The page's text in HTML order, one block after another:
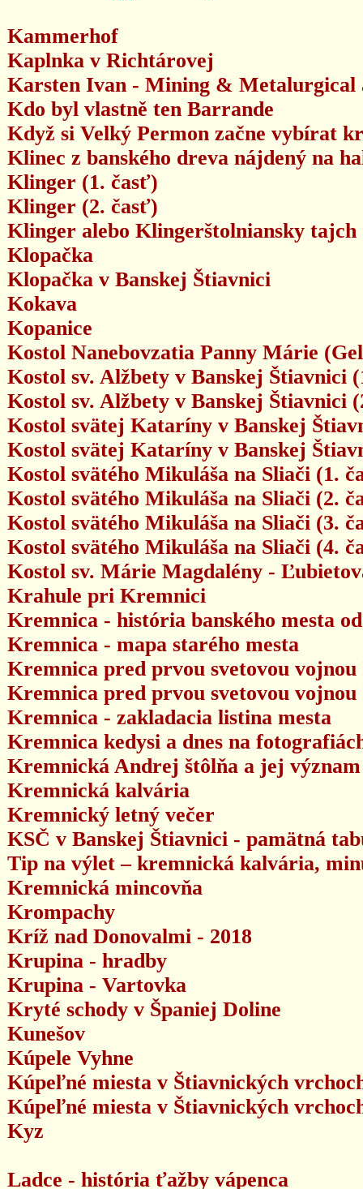
Kammerhof
Kaplnka v Richtárovej
Karsten Ivan - Mining & Metalurgical
Kdo byl vlastně ten Barrande
Když si Velký Permon začne vybírat
Klinec z banského dreva nájdený na
Klinger (1. časť)
Klinger (2. časť)
Klinger alebo Klingerštolniansky tajch
Klopačka
Klopačka v Banskej Štiavnici
Kokava
Kopanice
Kostol Nanebovzatia Panny Márie
Kostol sv. Alžbety v Banskej Štiavnici
Kostol sv. Alžbety v Banskej Štiavnici
Kostol svätej Kataríny v Banskej
Kostol svätej Kataríny v Banskej
Kostol svätého Mikuláša na Sliači (1.
Kostol svätého Mikuláša na Sliači (2.
Kostol svätého Mikuláša na Sliači (3.
Kostol svätého Mikuláša na Sliači (4.
Kostol sv. Márie Magdalény -
Krahule pri Kremnici
Kremnica - história banského mesta
Kremnica - mapa starého mesta
Kremnica pred prvou svetovou
Kremnica pred prvou svetovou
Kremnica - zakladacia listina mesta
Kremnica kedysi a dnes na
Kremnická Andrej štôlňa a jej význam
Kremnická kalvária
Kremnický letný večer
KSČ v Banskej Štiavnici - pamätná
Tip na výlet – kremnická kalvária,
Kremnická mincovňa
Krompachy
Kríž nad Donovalmi - 2018
Krupina - hradby
Krupina - Vartovka
Kryté schody v Španiej Doline
Kunešov
Kúpele Vyhne
Kúpeľné miesta v Štiavnických
Kúpeľné miesta v Štiavnických
Kyz
Ladce - história ťažby vápenca